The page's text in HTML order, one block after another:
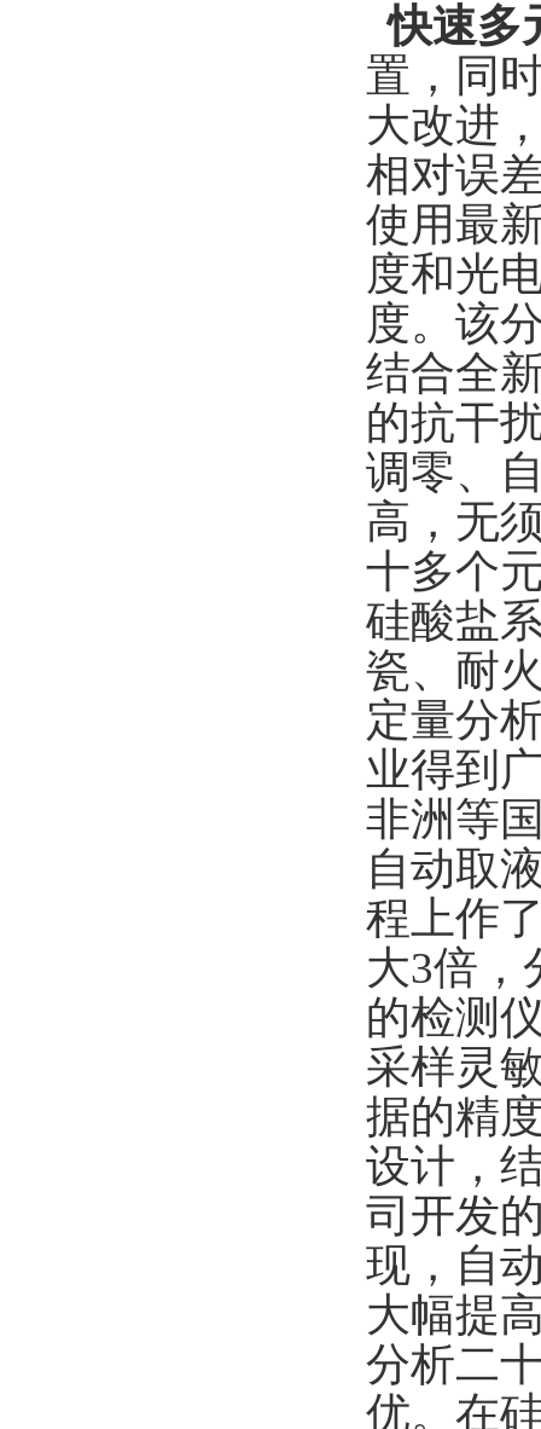
快速多
置，同
大改进
相对误
使用最
度和光
度。 该
结合全
的抗干
调零、
高，无
十多个
硅酸盐
瓷、耐
定量分
业得到
非洲等
自动取
程上作
大3倍，
的检测
采样灵
据的精
设计，
司开发
现，自
大幅提
分析二
优。在